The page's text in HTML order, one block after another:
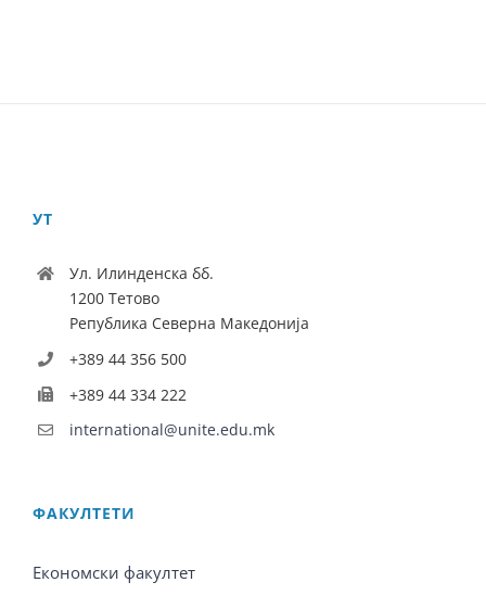
УТ
Ул. Илинденска бб.
1200 Тетово
Република Северна Македонија
+389 44 356 500
+389 44 334 222
international@unite.edu.mk
ФАКУЛТЕТИ
Економски факултет